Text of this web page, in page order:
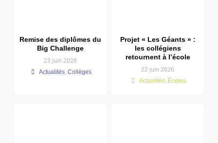
Remise des diplômes du
Big Challenge
23 juin 2026
Actualités, Collèges
Projet « Les Géants » :
les collégiens
retournent à l’école
22 juin 2026
Actualités, Écoles